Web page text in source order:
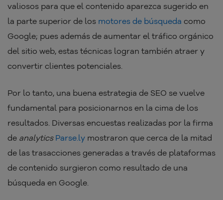
valiosos para que el contenido aparezca sugerido en
la parte superior de los motores de búsqueda como
Google; pues además de aumentar el tráfico orgánico
del sitio web, estas técnicas logran también atraer y
convertir clientes potenciales.
Por lo tanto, una buena estrategia de SEO se vuelve
fundamental para posicionarnos en la cima de los
resultados. Diversas encuestas realizadas por la firma
de analytics Parse.ly mostraron que cerca de la mitad
de las trasacciones generadas a través de plataformas
de contenido surgieron como resultado de una
búsqueda en Google.